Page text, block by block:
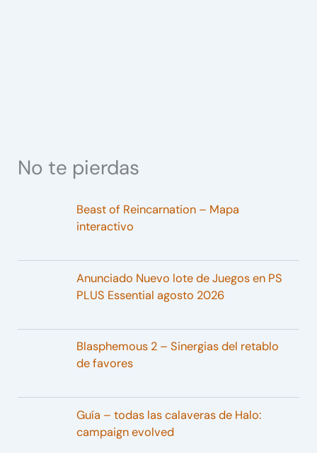
No te pierdas
Beast of Reincarnation – Mapa
interactivo
Anunciado Nuevo lote de Juegos en PS
PLUS Essential agosto 2026
Blasphemous 2 – Sinergias del retablo
de favores
Guía – todas las calaveras de Halo:
campaign evolved